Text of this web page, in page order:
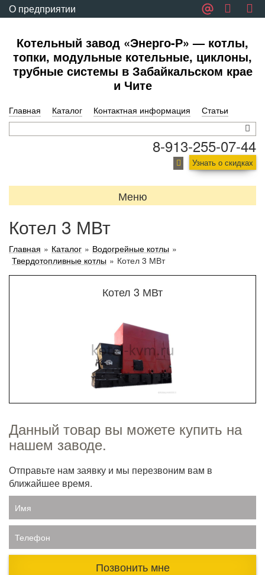
О предприятии
Котельный завод «Энерго-Р» — котлы,
топки, модульные котельные, циклоны,
трубные системы в Забайкальском крае
и Чите
Главная Каталог Контактная информация Статьи
8-913-255-07-44
Узнать о скидках
Меню
Котел 3 МВт
Главная » Каталог » Водогрейные котлы »
Твердотопливные котлы » Котел 3 МВт
Котел 3 МВт
Данный товар вы можете купить на
нашем заводе.
Отправьте нам заявку и мы перезвоним вам в
ближайшее время.
Имя
Телефон
Позвонить мне